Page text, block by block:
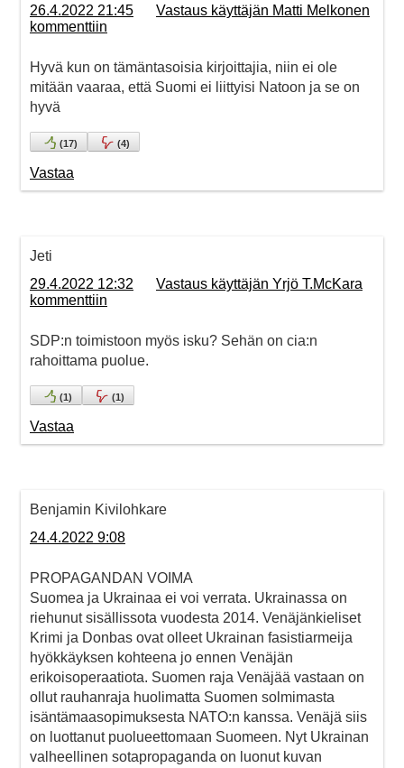
26.4.2022 21:45
Vastaus käyttäjän Matti Melkonen
kommenttiin
Hyvä kun on tämäntasoisia kirjoittajia, niin ei ole
mitään vaaraa, että Suomi ei liittyisi Natoon ja se on
hyvä
(17) (4)
Vastaa
Jeti
29.4.2022 12:32
Vastaus käyttäjän Yrjö T.McKara
kommenttiin
SDP:n toimistoon myös isku? Sehän on cia:n
rahoittama puolue.
(1) (1)
Vastaa
Benjamin Kivilohkare
24.4.2022 9:08
PROPAGANDAN VOIMA
Suomea ja Ukrainaa ei voi verrata. Ukrainassa on
riehunut sisällissota vuodesta 2014. Venäjänkieliset
Krimi ja Donbas ovat olleet Ukrainan fasistiarmeija
hyökkäyksen kohteena jo ennen Venäjän
erikoisoperaatiota. Suomen raja Venäjää vastaan on
ollut rauhanraja huolimatta Suomen solmimasta
isäntämaasopimuksesta NATO:n kanssa. Venäjä siis
on luottanut puolueettomaan Suomeen. Nyt Ukrainan
valheellinen sotapropaganda on luonut kuvan